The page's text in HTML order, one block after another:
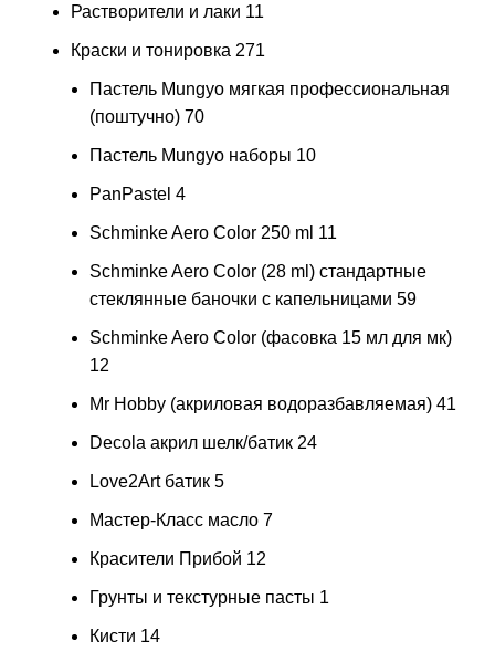
Растворители и лаки 11
Краски и тонировка 271
Пастель Mungyo мягкая профессиональная
(поштучно) 70
Пастель Mungyo наборы 10
PanPastel 4
Schminke Aero Color 250 ml 11
Schminke Aero Color (28 ml) стандартные
стеклянные баночки с капельницами 59
Schminke Aero Color (фасовка 15 мл для мк)
12
Mr Hobby (акриловая водоразбавляемая) 41
Decola акрил шелк/батик 24
Love2Art батик 5
Мастер-Класс масло 7
Красители Прибой 12
Грунты и текстурные пасты 1
Кисти 14